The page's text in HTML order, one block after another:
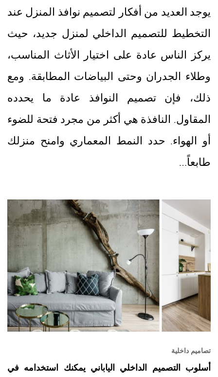
يوجد العديد من أفكار لتصميم نوافذ المنزل عند
التخطيط للتصميم الداخلي لمنزل جديد، حيث
يركز الناس عادة على اختيار الأثاث المناسب،
وطلاء الجدران وحتى البياضات المطابقة. ومع
ذلك، فإن تصميم النوافذ عادة ما يحدده
المقاول. النافذة هي أكثر من مجرد فتحة للضوء
أو الهواء. حدد النمط المعماري وامنح منزلك
طابعاً…
تصاميم داخلية
أسلوب التصميم الداخلي الياباني يمكنك استخدامه في